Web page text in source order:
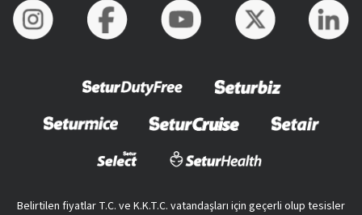
Belirtilen fiyatlar T.C. ve K.K.T.C. vatandaşları için geçerli olup tesisler